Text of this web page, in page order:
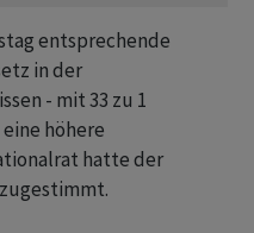
entsprechende
in der
- mit 33 zu 1
höhere
hatte der